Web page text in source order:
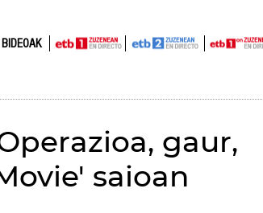
BIDEOAK
gaur,
saioan